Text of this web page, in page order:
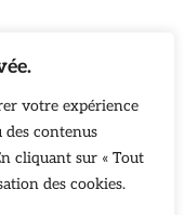
votre expérience
des contenus
cliquant sur « Tout
des cookies.